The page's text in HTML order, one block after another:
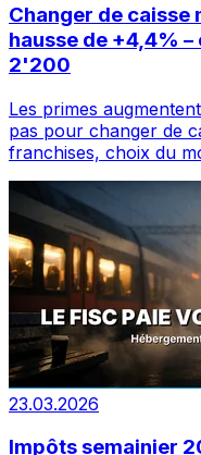
Changer de caisse
hausse de +4,4%
2'200
Les primes
pas pour changer de
franchises, choix du
23.03.2026
Impôts semainier